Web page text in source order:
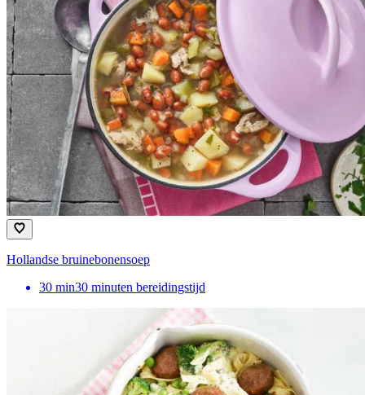
Hollandse bruinebonensoep
30 min30 minuten bereidingstijd